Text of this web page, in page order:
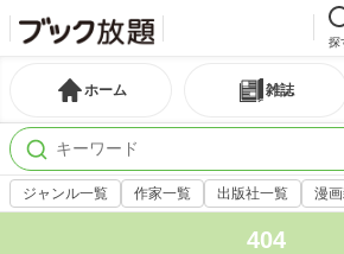
探
ホーム 雑誌
ジャンル一覧 作家一覧 出版社一覧 漫
404